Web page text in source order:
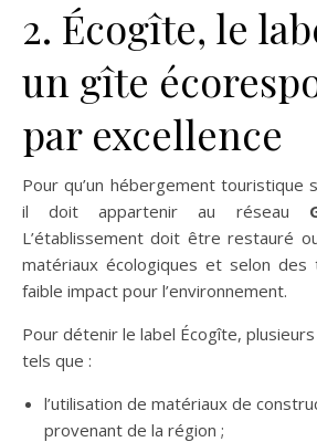
2. Écogîte, le
un gîte
par excellence
Pour qu’un hébergement touristique
il doit appartenir au réseau
L’établissement doit être restauré
matériaux écologiques et selon des
faible impact pour l’environnement.
Pour détenir le label Écogîte,
tels que :
l’utilisation de matériaux de
provenant de la région ;